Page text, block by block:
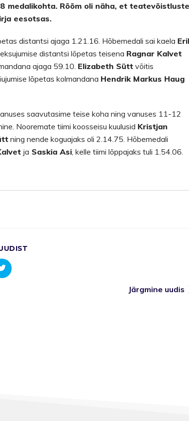
medalikohta. Rõõm oli näha, et
eesotsas.
distantsi ajaga 1.21.16. Hõbemedali sai kaela
distantsi lõpetas teisena Ragnar Kalvet
ajaga 59.10. Elizabeth Sütt võitis
lõpetas kolmandana Hendrik Markus Haug
saavutasime teise koha ning vanuses 11-12
Nooremate tiimi koosseisu kuulusid Kristjan
ning nende koguajaks oli 2.14.75. Hõbemedali
ja Saskia Asi , kelle tiimi lõppajaks tuli 1.54.06.
Järgmine uudis